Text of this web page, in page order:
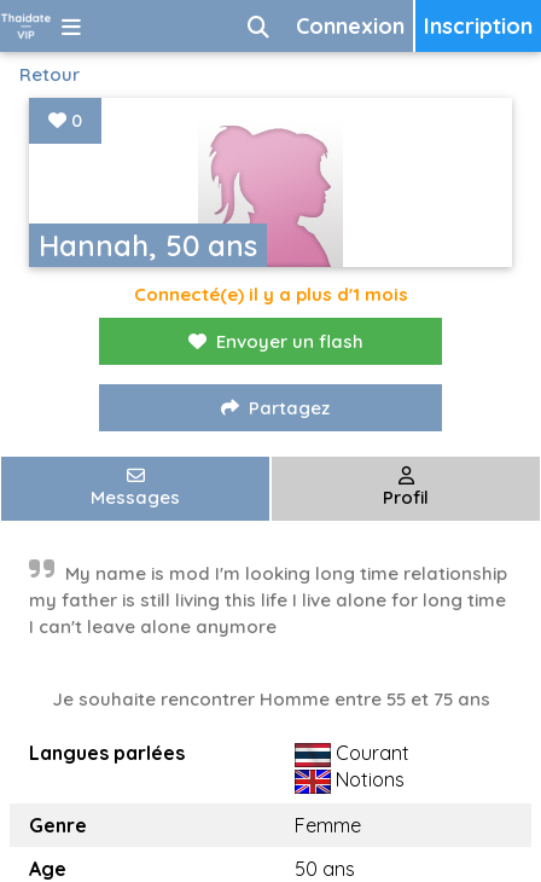
Inscription
Connexion
Retour
Hannah, 50 ans
0
Connecté(e) il y a plus d'1 mois
Envoyer un flash
Partagez
Messages Profil
My name is mod I'm looking long time relationship
my father is still living this life I live alone for long time
I can't leave alone anymore
Je souhaite rencontrer Homme entre 55 et 75 ans
Langues parlées
Courant
Notions
Genre
Femme
Age
50 ans